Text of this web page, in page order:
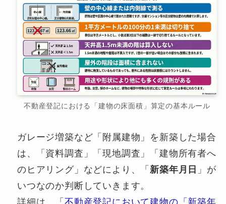
不動産登記における「建物の床面積」算定の基本ルール
ガレージ増築など「附属建物」を新築した場合
は、「資料調査」「現地調査」「建物所有者へ
のヒアリング」などにより、「 新築年月日 」が
いつなのか判断していきます。
詳細は、「 不動産登記において建物の「新築年